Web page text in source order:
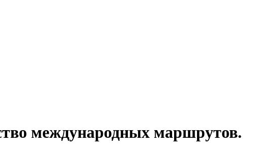
международных маршрутов.